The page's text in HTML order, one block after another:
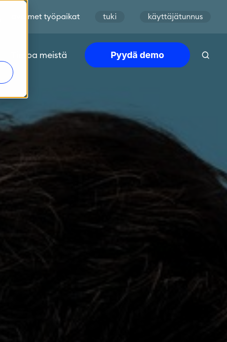
avoimet työpaikat tuki käyttäjätunnus
Tietoa meistä